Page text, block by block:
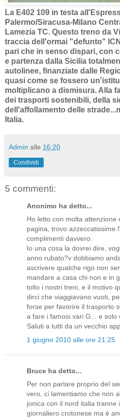
La E402 109 in testa
Palermo/Siracusa-Milano
Lamezia TC. Questo treno da
traccia dell'ormai "defunto"
pari che in senso dispari, con
e partenza dalla Sicilia
autolinee, finanziate dalle
quasi come se fossero
moltiplicano a dismisura. Alla
dei trasporti sostenibili, della
dell'affollamento delle
Italia.
Admin alle 16:20
Condividi
5 commenti:
Anonimo ha detto...
Ho letto con molta attenzione
pagina, trovo azzeccatissime
complimenti davvero.
Io una cosa la dovrei dire,
anno rubato?v dobbiamo
ascrivere qualche rigo non
mandare a casa chi non e in
tolto i nostri treni, e il motivo
dirci che viaggiavano vuoti,
forse per favorire il trasporto
a fare i famosi vari G... e solo
Saluti a tutti da un vecchio
1 giugno 2010 alle ore 21:25
Bruce ha detto...
Per non parlare proprio del
vero, ci lamentiamo che non
jonica con il nord italia tranne
giornaliero crotonese ma è